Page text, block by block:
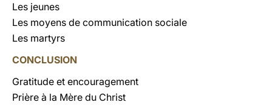
Les jeunes
Les moyens de communication sociale
Les martyrs
CONCLUSION
Gratitude et encouragement
Prière à la Mère du Christ